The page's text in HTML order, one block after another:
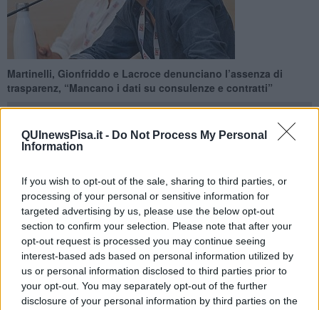
QUInewsPisa.it - Do Not Process My Personal
Information
If you wish to opt-out of the sale, sharing to third parties, or
processing of your personal or sensitive information for
targeted advertising by us, please use the below opt-out
section to confirm your selection. Please note that after your
opt-out request is processed you may continue seeing
interest-based ads based on personal information utilized by
us or personal information disclosed to third parties prior to
your opt-out. You may separately opt-out of the further
disclosure of your personal information by third parties on the
Martinelli, Gionfriddo e Lacroce denunciano l’assenza di
trasparenz, “Mancano i dati su consulenze e contratti”
PISA —I consiglieri comunali Paolo Martinelli, Gianluca
Gionfriddo ed Emilia Lacroce, del gruppo “La città delle
persone”, puntano il dito contro laFondazione Teatro Verdi.
centro della polemica c’èl’assenza di dati pubblici sugli
incarichi e le consulenze attivate nel 2024 e nel 2025
. Secondo
quanto dichiarato dai consiglieri, sul sito della Fondazione non
risulterebbe aggiornata la sezione dedicata all’Amministrazione
Trasparente, come invece previsto per legge.
“Il Comune di Pisa – hanno spiegato – investe risorse importanti nel